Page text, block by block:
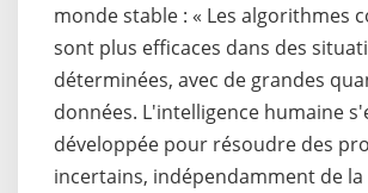
monde stable : « Les algorithmes
sont plus efficaces dans des
déterminées, avec de grandes
données. L'intelligence humaine
développée pour résoudre des
incertains, indépendamment de